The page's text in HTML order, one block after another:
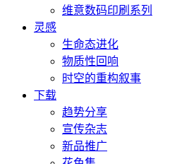
维意数码印刷系列
灵感
生命态进化
物质性回响
时空的重构叙事
下载
趋势分享
宣传杂志
新品推广